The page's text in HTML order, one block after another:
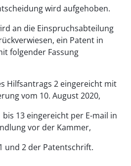
wird aufgehoben.
an die Einspruchsabteilung
ein Patent in
folgender Fassung
Hilfsantrags 2 eingereicht mit
vom 10. August 2020,
13 eingereicht per E-mail in
vor der Kammer,
und 2 der Patentschrift.